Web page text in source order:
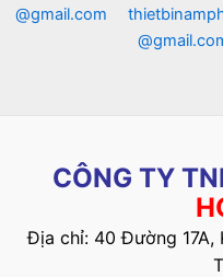
@gmail.com
CÔNG TY
Địa chỉ: 40 Đường 17A,